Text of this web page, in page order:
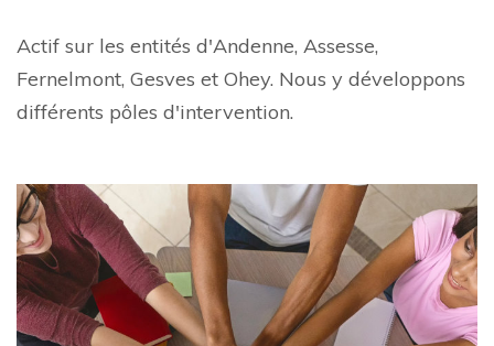
Actif sur les entités d'Andenne, Assesse,
Fernelmont, Gesves et Ohey. Nous y développons
différents pôles d'intervention.